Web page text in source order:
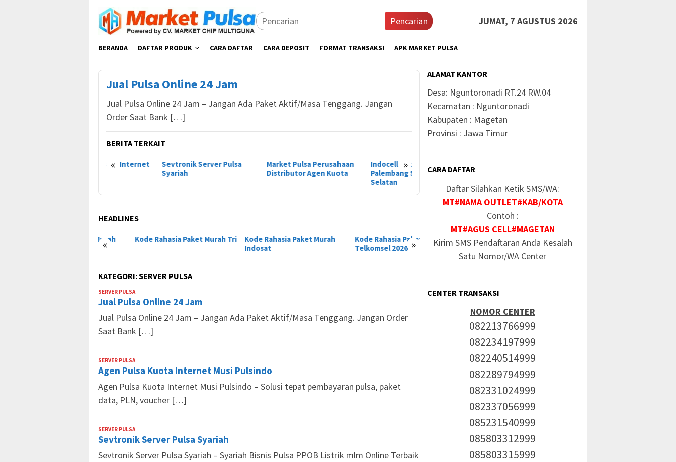
Loncat
konten
Pencarian JUMAT, 7 AGUSTUS 2026
BERANDA DAFTAR PRODUK CARA DAFTAR CARA DEPOSIT FORMAT TRANSAKSI APK MARKET PULSA
Jual Pulsa Online 24 Jam
Jual Pulsa Online 24 Jam – Jangan Ada Paket Aktif/Masa Tenggang. Jangan
Order Saat Bank […]
BERITA TERKAIT
« »
Sevtronik Server Pulsa
Market Pulsa Perusahaan
Distributor Agen Kuota
Indocell Agen Pulsa Kota
Palembang Sumatera
Sumatera Utara
HEADLINES
« »
Kode Rahasia Paket Murah Tri
Kode Rahasia Paket Murah
Kode Rahasia Paket Murah
Telkomsel 2026
Paket Internet Bulanan
Termurah XL 2026
Kode Rahasia Paket Murah
Axis Terbaru
KATEGORI:SERVER PULSA
SERVER PULSAMarket
Pulsa
Jual Pulsa Online 24 Jam
Jual Pulsa Online 24 Jam – Jangan Ada Paket Aktif/Masa Tenggang. Jangan Order
Saat Bank […]
SERVER PULSAMarket
Pulsa
Agen Pulsa Kuota Internet Musi Pulsindo
Agen Pulsa Kuota Internet Musi Pulsindo – Solusi tepat pembayaran pulsa, paket
data, PLN, voucher […]
SERVER PULSAMarket
Pulsa
Sevtronik Server Pulsa Syariah
Sevtronik Server Pulsa Syariah – Syariah Bisnis Pulsa PPOB Listrik mlm Online Terbaik
ALAMAT KANTOR
Desa: Nguntoronadi RT.24 RW.04
Kecamatan : Nguntoronadi
Kabupaten : Magetan
Provinsi : Jawa Timur
CARA DAFTAR
Daftar Silahkan Ketik SMS/WA:
MT#NAMA OUTLET#KAB/KOTA
Contoh :
MT#AGUS CELL#MAGETAN
Kirim SMS Pendaftaran Anda Kesalah
Satu Nomor/WA Center
CENTER TRANSAKSI
NOMOR CENTER
082213766999
082234197999
082240514999
082289794999
082331024999
082337056999
085231540999
085803312999
085803315999